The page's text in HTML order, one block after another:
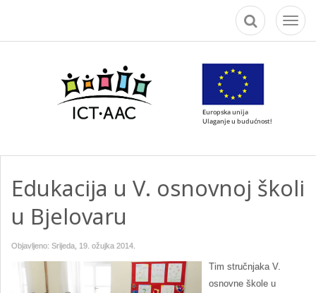
Toggle
Edukacija u V. osnovnoj školi
u Bjelovaru
Objavljeno: Srijeda, 19. ožujka 2014.
Tim stručnjaka V.
osnovne škole u